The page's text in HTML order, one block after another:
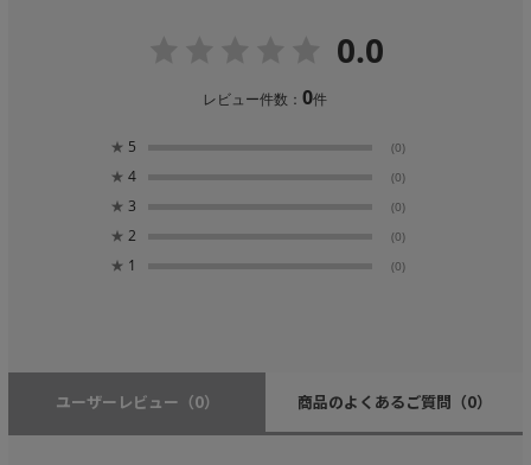
0.0
レビュー件数：0件
★ 5 (0)
★ 4 (0)
★ 3 (0)
★ 2 (0)
★ 1 (0)
ユーザーレビュー （0） 商品のよくあるご質問 （0）